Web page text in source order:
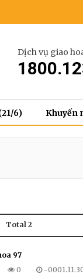
Dịch vụ giao
6) Khuyến
Total 2
97
0
-